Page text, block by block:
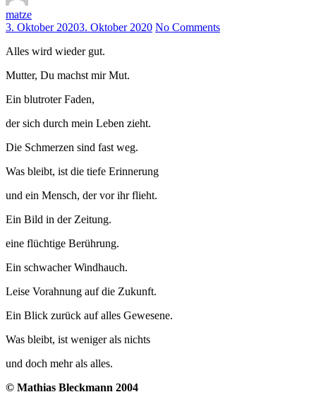
matze
3. Oktober 20203. Oktober 2020 No Comments
Alles wird wieder gut.
Mutter, Du machst mir Mut.
Ein blutroter Faden,
der sich durch mein Leben zieht.
Die Schmerzen sind fast weg.
Was bleibt, ist die tiefe Erinnerung
und ein Mensch, der vor ihr flieht.
Ein Bild in der Zeitung.
eine flüchtige Berührung.
Ein schwacher Windhauch.
Leise Vorahnung auf die Zukunft.
Ein Blick zurück auf alles Gewesene.
Was bleibt, ist weniger als nichts
und doch mehr als alles.
© Mathias Bleckmann 2004